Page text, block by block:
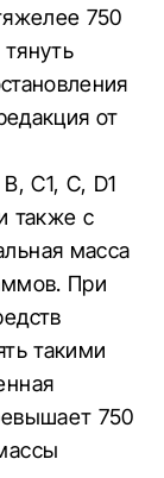
750
от
С1, С, D1
также с
масса
При
такими
750